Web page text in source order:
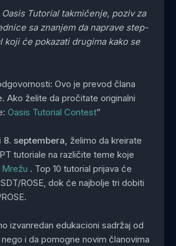
Tutorial takmičenje, poziv za
sa znanjem da naprave step-
koji će pokazati drugima kako se
Ovo je prevod člana
Ako želite da pročitate originalni
Oasis Tutorial Contest”
8. septembera, želimo da kreirate
tutoriale na različite teme koje
Mrežu . Top 10 tutorial prijava će
ROSE, dok će najbolje tri dobiti
izvanredan edukacioni sadržaj od
i da pomogne novim članovima